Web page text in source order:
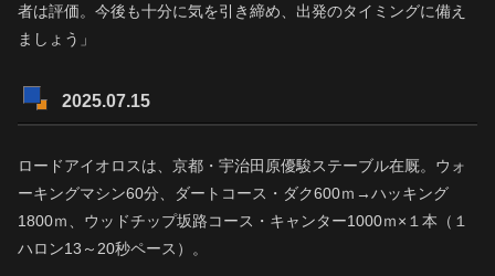
者は評価。今後も十分に気を引き締め、出発のタイミングに備え
ましょう」
2025.07.15
ロードアイオロスは、京都・宇治田原優駿ステーブル在厩。ウォ
ーキングマシン60分、ダートコース・ダク600ｍ→ハッキング
1800ｍ、ウッドチップ坂路コース・キャンター1000ｍ×１本（１
ハロン13～20秒ペース）。